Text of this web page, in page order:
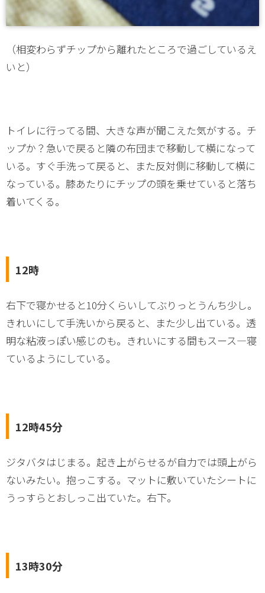
（相変わらずチップから離れたところで過ごしているえ
いと）
トイレに行ってる間、大きな声が聞こえた気がする。チ
ップか？急いで戻ると隣の布団まで移動して横になって
いる。すぐ手洗って戻ると、また反対側に移動して横に
なっている。膝あたりにチップの頭を乗せていると落ち
着いてくる。
12時
右下で寝かせると10分くらいしてぶりっとうんち少し。
きれいにして手洗いから戻ると、また少し出ている。透
明な粘液っぽい感じのも。きれいにする間もスース―寝
ているようにしている。
12時45分
ジタバタはじまる。起き上がらせるが自力では頭上がら
ないみたい。抱っこする。マットに敷いていたシートに
うっすらとおしっこ出ていた。右下。
13時30分